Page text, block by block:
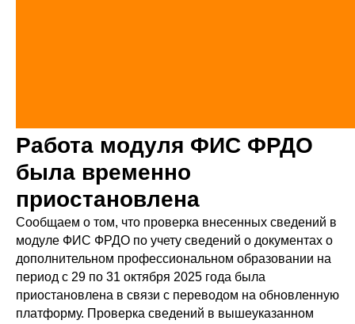
Работа модуля ФИС ФРДО
была временно
приостановлена
Сообщаем о том, что проверка внесенных сведений в
модуле ФИС ФРДО по учету сведений о документах о
дополнительном профессиональном образовании на
период с 29 по 31 октября 2025 года была
приостановлена в связи с переводом на обновленную
платформу. Проверка сведений в вышеуказанном